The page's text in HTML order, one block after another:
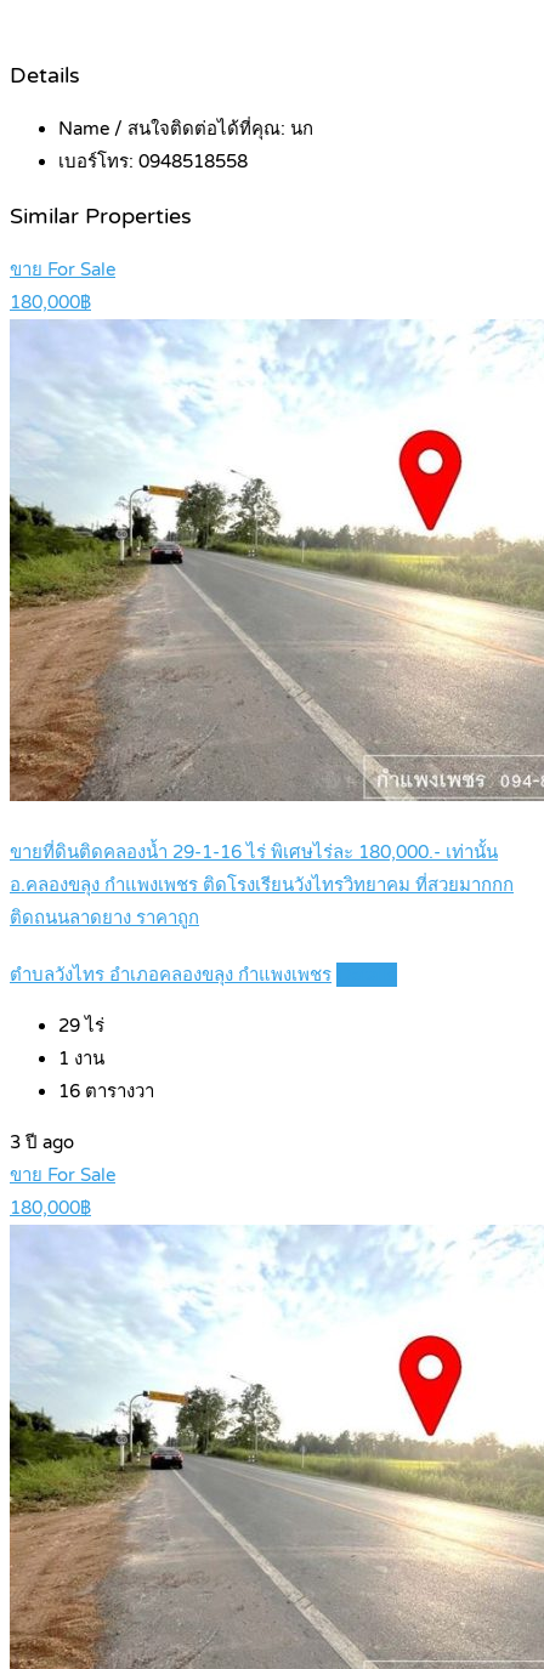
Details
Name / สนใจติดต่อได้ที่คุณ: นก
เบอร์โทร: 0948518558
Similar Properties
ขาย For Sale
180,000฿
ขายที่ดินติดคลองน้ำ 29-1-16 ไร่ พิเศษไร่ละ 180,000.- เท่านั้น
อ.คลองขลุง กำแพงเพชร ติดโรงเรียนวังไทรวิทยาคม ที่สวยมากกก
ติดถนนลาดยาง ราคาถูก
ตำบลวังไทร อำเภอคลองขลุง กำแพงเพชร
29 ไร่
1 งาน
16 ตารางวา
3 ปี ago
ขาย For Sale
180,000฿